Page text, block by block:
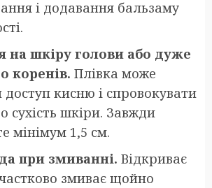
і додавання бальзаму
на шкіру голови або дуже
коренів. Плівка може
кисню і спровокувати
сухість шкіри. Завжди
мінімум 1,5 см.
при змиванні. Відкриває
змиває щойно